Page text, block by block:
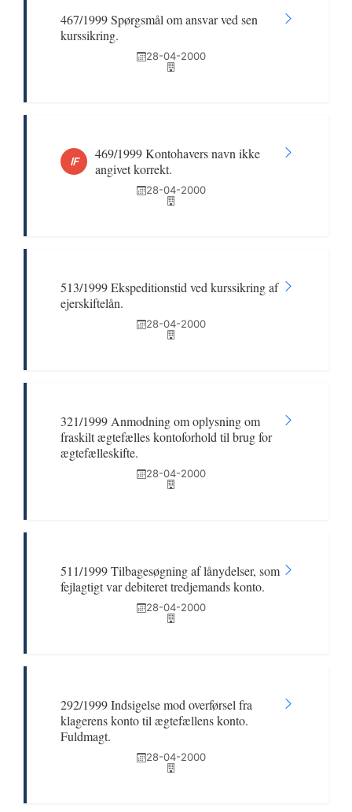
467/1999 Spørgsmål om ansvar ved sen
kurssikring.
28-04-2000
IF
469/1999 Kontohavers navn ikke
angivet korrekt.
28-04-2000
513/1999 Ekspeditionstid ved kurssikring af
ejerskiftelån.
28-04-2000
321/1999 Anmodning om oplysning om
fraskilt ægtefælles kontoforhold til brug for
ægtefælleskifte.
28-04-2000
511/1999 Tilbagesøgning af lånydelser, som
fejlagtigt var debiteret tredjemands konto.
28-04-2000
292/1999 Indsigelse mod overførsel fra
klagerens konto til ægtefællens konto.
Fuldmagt.
28-04-2000